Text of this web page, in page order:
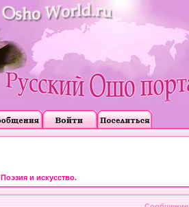
Поэзия и искусство.